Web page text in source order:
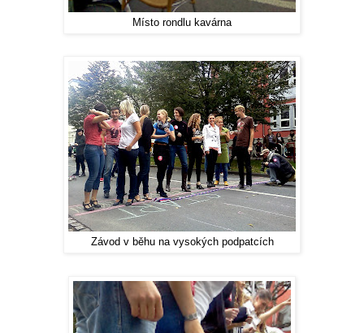
Místo rondlu kavárna
Závod v běhu na vysokých podpatcích